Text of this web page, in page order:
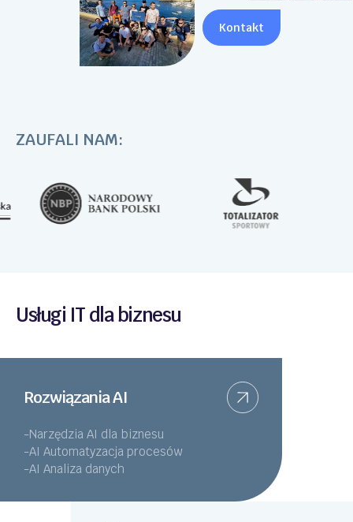
Kontakt
ZAUFALI NAM:
Usługi IT dla biznesu
Rozwiązania AI
-Narzędzia AI dla biznesu
-AI Automatyzacja procesów
-AI Analiza danych